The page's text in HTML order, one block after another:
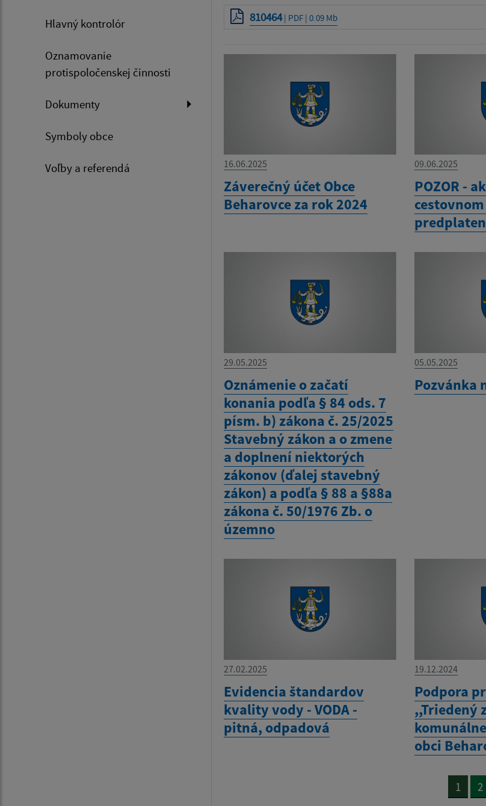
Hlavný kontrolór
Oznamovanie
protispoločenskej činnosti
Dokumenty
Symboly obce
Voľby a referendá
810464| PDF | 0.09 Mb
16.06.2025
Záverečný účet Obce
Beharovce za rok 2024
09.06.2025
POZOR -
cestovnom
29.05.2025
Oznámenie o začatí
konania podľa § 84 ods. 7
písm. b) zákona č. 25/2025
Stavebný zákon a o zmene
a doplnení niektorých
zákonov (ďalej stavebný
zákon) a podľa § 88 a §88a
zákona č. 50/1976 Zb. o
územno
05.05.2025
Pozvánka
27.02.2025
Evidencia štandardov
kvality vody - VODA -
pitná, odpadová
19.12.2024
Podpora
,,Triedený
obci
1 2